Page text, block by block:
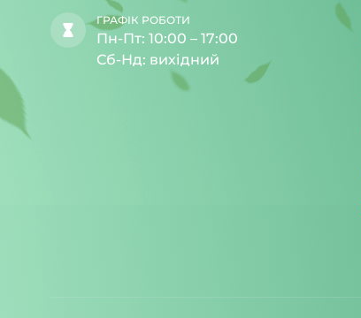
ГРАФІК РОБОТИ
Пн-Пт: 10:00 – 17:00
Сб-Нд: вихідний